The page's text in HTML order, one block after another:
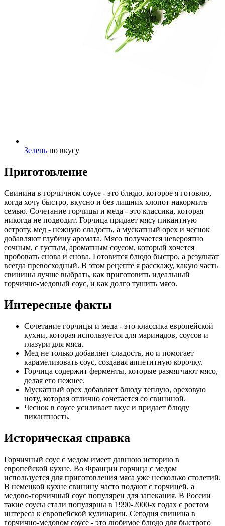
Зелень по вкусу
Приготовление
Свинина в горчичном соусе - это блюдо, которое я готовлю,
когда хочу быстро, вкусно и без лишних хлопот накормить
семью. Сочетание горчицы и меда - это классика, которая
никогда не подводит. Горчица придает мясу пикантную
остроту, мед - нежную сладость, а мускатный орех и чеснок
добавляют глубину аромата. Мясо получается невероятно
сочным, с густым, ароматным соусом, который хочется
пробовать снова и снова. Готовится блюдо быстро, а результат
всегда превосходный. В этом рецепте я расскажу, какую часть
свинины лучше выбрать, как приготовить идеальный
горчично-медовый соус, и как долго тушить мясо.
Интересные факты
Сочетание горчицы и меда - это классика европейской
кухни, которая используется для маринадов, соусов и
глазури для мяса.
Мед не только добавляет сладость, но и помогает
карамелизовать соус, создавая аппетитную корочку.
Горчица содержит ферменты, которые размягчают мясо,
делая его нежнее.
Мускатный орех добавляет блюду теплую, ореховую
ноту, которая отлично сочетается со свининой.
Чеснок в соусе усиливает вкус и придает блюду
пикантность.
Историческая справка
Горчичный соус с медом имеет давнюю историю в
европейской кухне. Во Франции горчица с медом
используется для приготовления мяса уже несколько столетий.
В немецкой кухне свинину часто подают с горчицей, а
медово-горчичный соус популярен для запекания. В России
такие соусы стали популярны в 1990-2000-х годах с ростом
интереса к европейской кулинарии. Сегодня свинина в
горчично-медовом соусе - это любимое блюдо для быстрого